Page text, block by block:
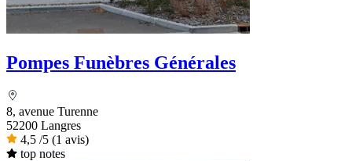
Pompes Funèbres Générales
8, avenue Turenne
52200 Langres
4,5 /5 (1 avis)
top notes